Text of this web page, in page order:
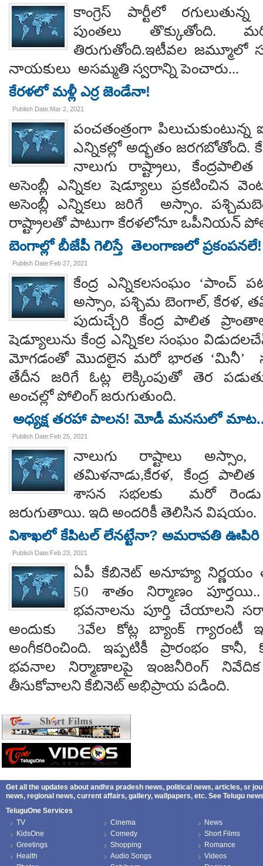
కాంగ్రెస్ పార్టీలో రగులుతున్న
పుంతలు తొక్కుతోంది.
తిరుగుతోంది.ఇటీవల
నాయకులు అసమ్మతి స్వరాన్ని పెంచారు...
కేరళలో మళ్లీ ఎర్ర జెండేనా!
Publish Date:Mar 2, 2021
పంచతంత్రంగా పిలుచుకుంటున్న
ఎన్నికల్లో అద్భతం జరగబోతోంది.
నాలుగు రాష్ట్రాలు, కేంద్రపాలిత
అసెంబ్లీ ఎన్నికల షెడ్యూలు ప్రకటించిన
అసెంబ్లీ ఎన్నికలు జరిగే అస్సాం.
రాష్ట్రాలతో పాటుగా కేరళలోనూ ఒపీనియన్
బెంగాల్లో బీజేపీ గెలిస్తే తెలంగాణలో ప్రకంపనలే!
Publish Date:Feb 27, 2021
కేంద్ర ఎన్నికలసంఘం ‘పాంచ్
అస్సాం, పశ్చిమ బెంగాల్, కేరళ,
పుదుచ్చేరి కేంద్ర పాలిత
షెడ్యూలును కేంద్ర ఎన్నికల సంఘం
మోగడంతో మొదలైన మరో భారత ‘మినీ’
తేదీన జరిగే ఓట్ల లెక్కింపుతో తెర
అంచల్లో పోలింగ్ జరుగుతుంది.
అధ్యక్ష తరహా పాలన! మోడీ మనసులో
Publish Date:Feb 25, 2021
నాలుగు రాష్టాలు
తమిళనాడు,కేరళ, కేంద్ర పాలిత
శాసన సభలకు మరో రెండు
జరుగుతాయి. ఇది అందరికీ తెలిసిన విషయం.
విశాఖలో కేపిటల్ లేనట్టేనా? అమరావతి ఊపిరి
Publish Date:Feb 23, 2021
ఏపీ కేబినెట్ అనూహ్య నిర్ణయం
50 శాతం నిర్మాణం
భవనాలను పూర్తి చేయాలని
అందుకు 3వేల కోట్ల బ్యాంక్ గ్యారంటీ
అంగీకరించింది. ఇప్పటికీ ప్రారంభం కానీ,
భవనాల నిర్మాణాలపై ఇంజనీరింగ్
తీసుకోవాలని కేబినెట్‌ అభిప్రాయ పడింది.
Get all the updates about andhra pradesh news, political news, articles, sr
news, regional news, current affairs, gallery, wallpapers, etc. See Telugu
TeluguOne Services
TV
KidsOne
Greetings
Health
Cinema
Comedy
Shopping
Audio Songs
News
Short Films
Romance
Videos